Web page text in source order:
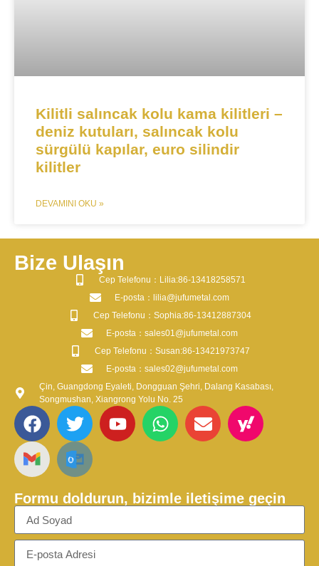
Kilitli salıncak kolu kama kilitleri –
deniz kutuları, salıncak kolu
sürgülü kapılar, euro silindir
kilitler
DEVAMINI OKU »
Bize Ulaşın
​Cep Telefonu：Lilia:86-13418258571
​E-posta​：lilia@jufumetal.com
​Cep Telefonu：Sophia:86-13412887304
​E-posta​：sales01@jufumetal.com
​Cep Telefonu：Susan:86-13421973747
​E-posta​：sales02@jufumetal.com
Çin, Guangdong Eyaleti, Dongguan Şehri, Dalang Kasabası,
Songmushan, Xiangrong Yolu No. 25
Formu doldurun, bizimle iletişime geçin